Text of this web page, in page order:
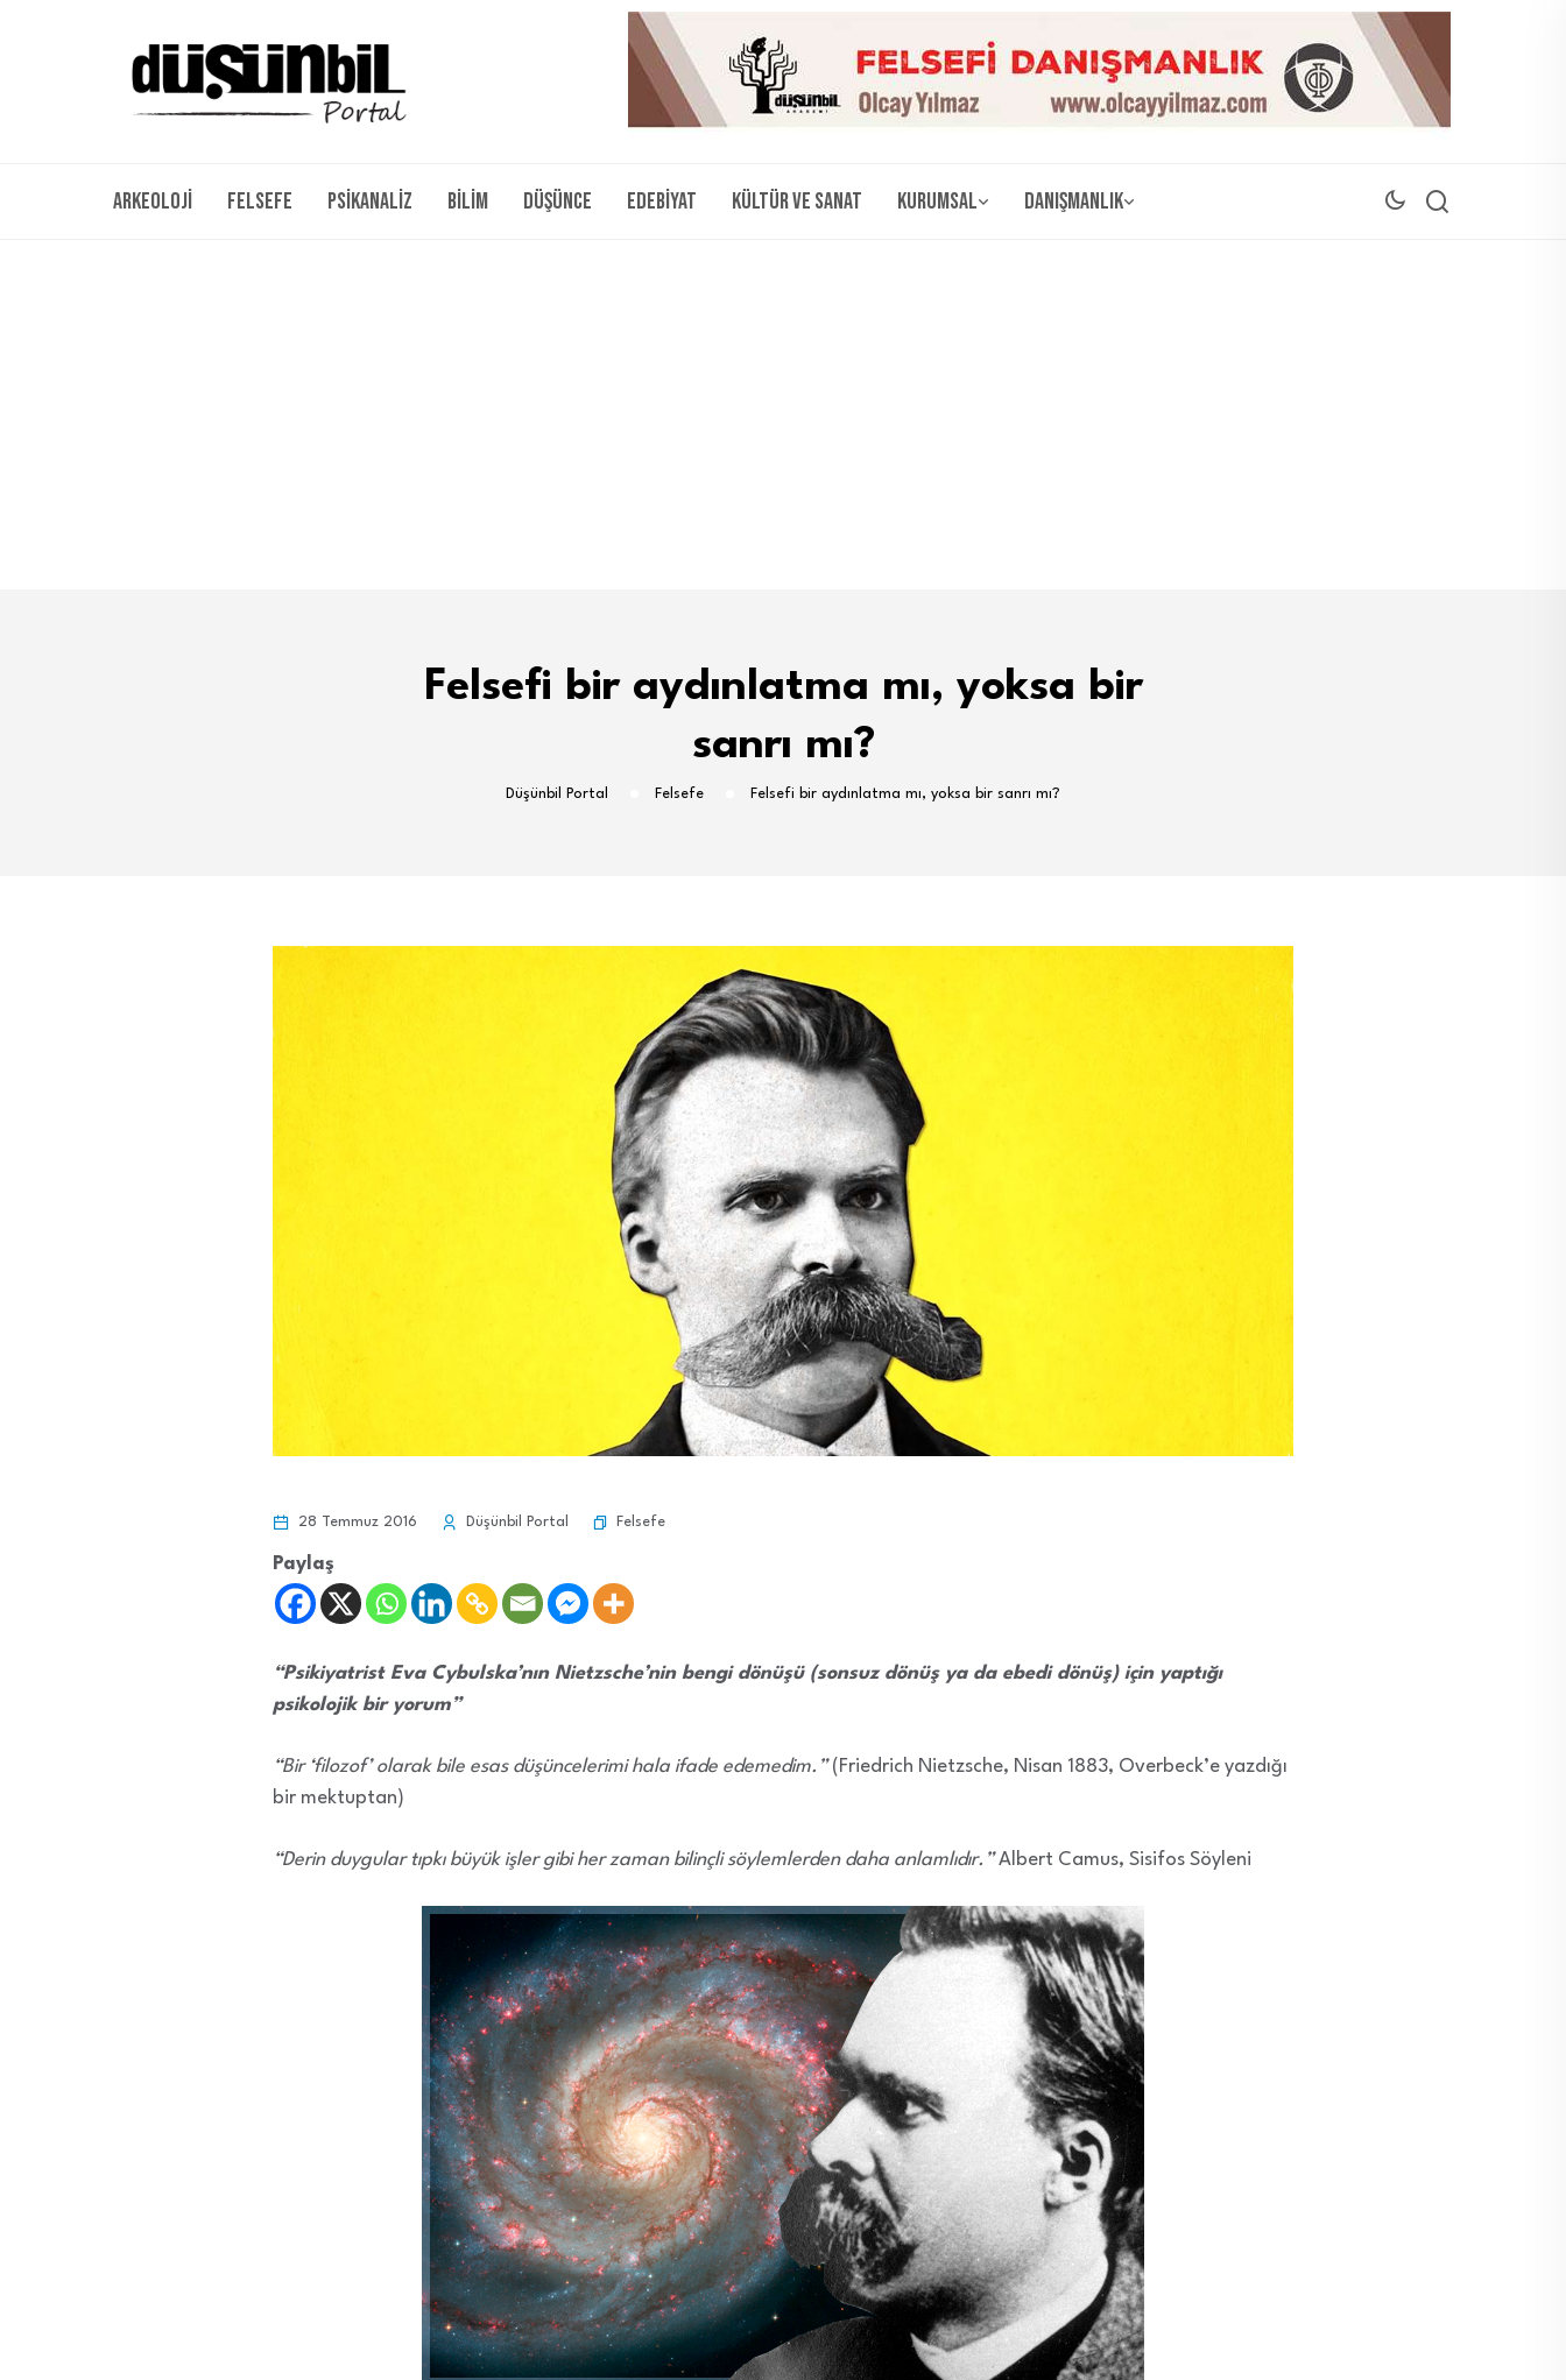
Arkeoloji Felsefe Psikanaliz Bilim Düşünce Edebiyat Kültür ve Sanat Kurumsal Danışmanlık
Felsefi bir aydınlatma mı, yoksa bir
sanrı mı?
Düşünbil Portal Felsefe Felsefi bir aydınlatma mı, yoksa bir sanrı mı?
28 Temmuz 2016 Düşünbil Portal Felsefe
Paylaş
“Psikiyatrist Eva Cybulska’nın Nietzsche’nin bengi dönüşü (sonsuz dönüş ya da ebedi dönüş) için yaptığı
psikolojik bir yorum”
“Bir ‘filozof’ olarak bile esas düşüncelerimi hala ifade edemedim.”(Friedrich Nietzsche, Nisan 1883, Overbeck’e yazdığı
bir mektuptan)
“Derin duygular tıpkı büyük işler gibi her zaman bilinçli söylemlerden daha anlamlıdır.”Albert Camus, Sisifos Söyleni